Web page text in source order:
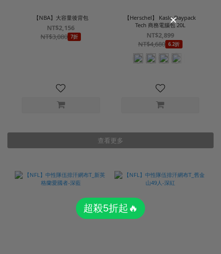
【NBA】大容量後背包
NT$2,156
NT$3,080 7折
【Herschel】 Kaslo Daypack
Tech 商務電腦包 20L
NT$2,899
NT$4,680 6.2折
查看更多